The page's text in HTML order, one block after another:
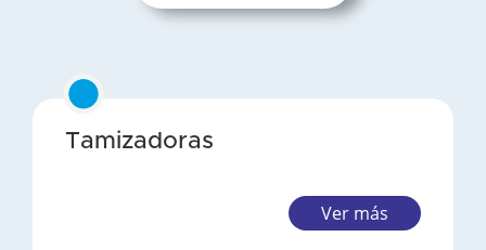
Tamizadoras
Ver más